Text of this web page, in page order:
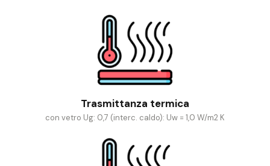
Trasmittanza termica
con vetro Ug: 0,7 (interc. caldo): Uw = 1,0 W/m2 K